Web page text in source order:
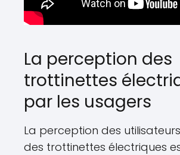
La perception des
trottinettes
par les usagers
La perception des
des trottinettes électriques